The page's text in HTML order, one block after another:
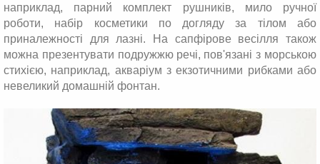
наприклад, парний комплект рушників, мило ручної
роботи, набір косметики по догляду за тілом або
приналежності для лазні. На сапфірове весілля також
можна презентувати подружжю речі, пов'язані з морською
стихією, наприклад, акваріум з екзотичними рибками або
невеликий домашній фонтан.